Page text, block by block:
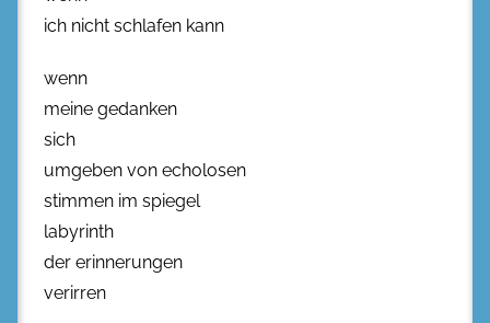
ich nicht schlafen kann
wenn
meine gedanken
sich
umgeben von echolosen
stimmen im spiegel
labyrinth
der erinnerungen
verirren